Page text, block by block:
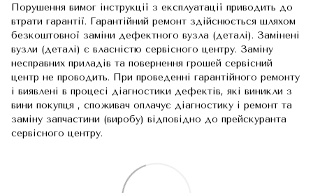
Порушення вимог інструкції з експлуатації приводить до
втрати гарантії. Гарантійний ремонт здійснюється шляхом
безкоштовної заміни дефектного вузла (деталі). Замінені
вузли (деталі) є власністю сервісного центру. Заміну
несправних приладів та повернення грошей сервісний
центр не проводить. При проведенні гарантійного ремонту
і виявлені в процесі діагностики дефектів, які виникли з
вини покупця , споживач оплачує діагностику і ремонт та
заміну запчастини (виробу) відповідно до прейскуранта
сервісного центру.